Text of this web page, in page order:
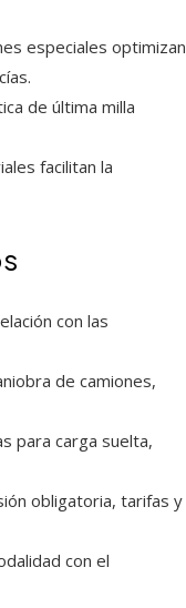
especiales optimizan
de última milla
facilitan la
con las
de camiones,
para carga suelta,
obligatoria, tarifas y
con el